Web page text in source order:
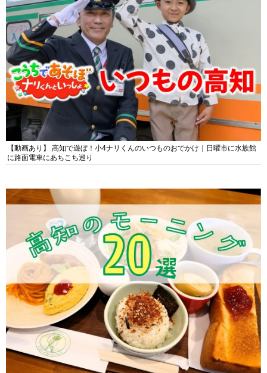
【動画あり】 高知で遊ぼ！小4ナリくんのいつものおでかけ｜日曜市に水族館
に路面電車にあちこち巡り